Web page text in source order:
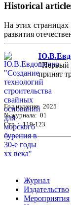
Historical
На этих страницах
развития
"Первый
принят
Год издания: 2025
№ журнала: 01
Стр. : 119-123
Журнал
Издательство
Мероприятия